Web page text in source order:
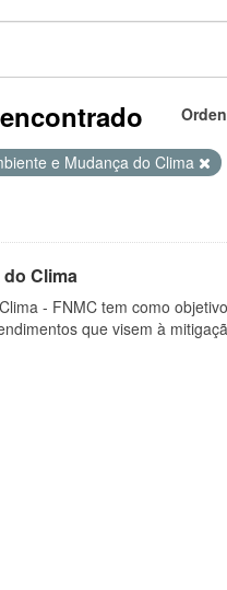
e Mudança do Clima
Clima
- FNMC tem como
que visem à